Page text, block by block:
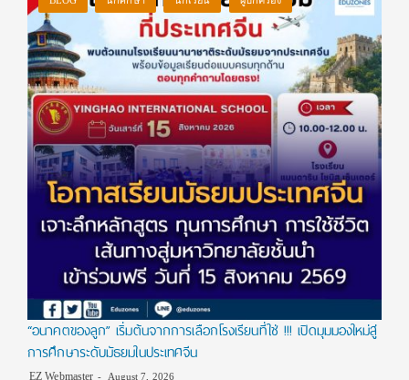
“อนาคตของลูก” เริ่มต้นจากการเลือกโรงเรียนที่ใช่ !!! เปิดมุมมองใหม่สู่
การศึกษาระดับมัธยมในประเทศจีน
EZ Webmaster August 7, 2026